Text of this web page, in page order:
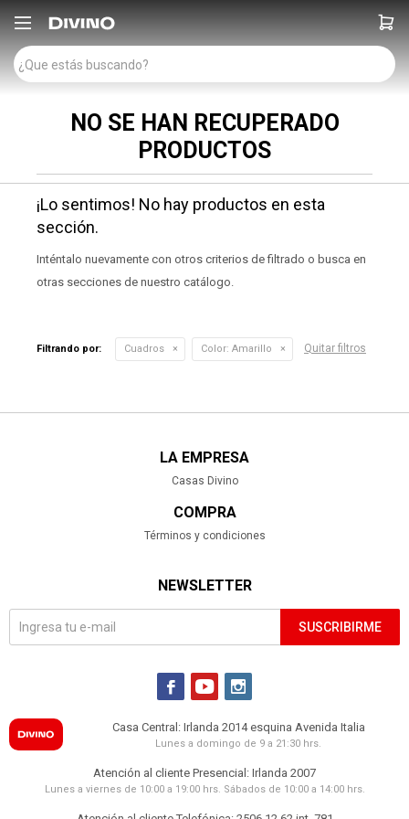

NO SE HAN RECUPERADO
PRODUCTOS
¡Lo sentimos! No hay productos en esta
sección.
Inténtalo nuevamente con otros criterios de filtrado o busca en
otras secciones de nuestro catálogo.
Filtrando por: Cuadros Color: Amarillo Quitar filtros
LA EMPRESA
Casas Divino
COMPRA
Términos y condiciones
NEWSLETTER
SUSCRIBIRME
  
Casa Central: Irlanda 2014 esquina Avenida Italia
Lunes a domingo de 9 a 21:30 hrs.
Atención al cliente Presencial: Irlanda 2007
Lunes a viernes de 10:00 a 19:00 hrs. Sábados de 10:00 a 14:00 hrs.